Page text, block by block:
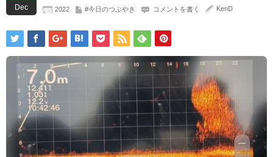
Dec
2022 #今日のつぶやき コメントを書く KenD